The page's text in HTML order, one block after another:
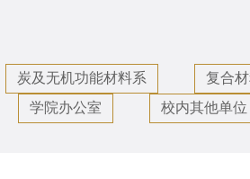
炭及无机功能材料系
复合
学院办公室 校内其他单位